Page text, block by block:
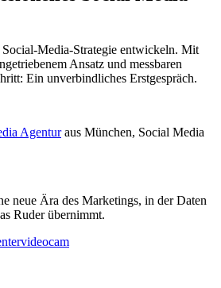
Social-Media-Strategie entwickeln. Mit
Ansatz und messbaren
Ein unverbindliches Erstgespräch.
Agenturaus München, Social Media
neue Ära des Marketings, in der Daten
Ruder übernimmt.
videocam